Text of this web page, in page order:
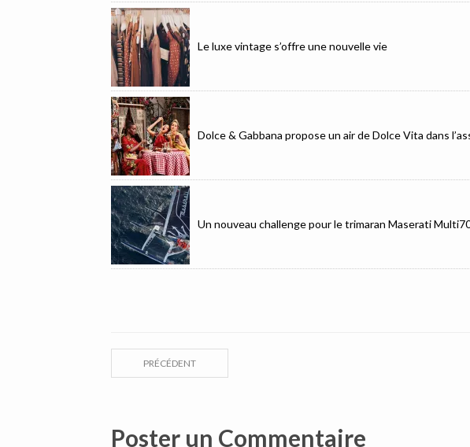
Le luxe vintage s’offre une nouvelle vie
Dolce & Gabbana propose un air de Dolce Vita dans
Un nouveau challenge pour le trimaran Maserati
PRÉCÉDENT
Poster un Commentaire